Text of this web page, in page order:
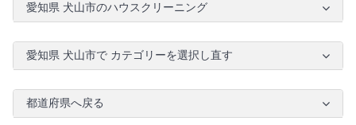
愛知県 犬山市のハウスクリーニング
愛知県 犬山市で カテゴリーを選択し直す
都道府県へ戻る